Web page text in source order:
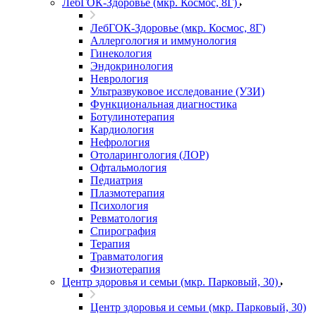
ЛебГОК-Здоровье (мкр. Космос, 8Г)
ЛебГОК-Здоровье (мкр. Космос, 8Г)
Аллергология и иммунология
Гинекология
Эндокринология
Неврология
Ультразвуковое исследование (УЗИ)
Функциональная диагностика
Ботулинотерапия
Кардиология
Нефрология
Отоларингология (ЛОР)
Офтальмология
Педиатрия
Плазмотерапия
Психология
Ревматология
Спирография
Терапия
Травматология
Физиотерапия
Центр здоровья и семьи (мкр. Парковый, 30)
Центр здоровья и семьи (мкр. Парковый, 30)